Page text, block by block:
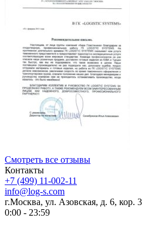
Смотреть все отзывы
Контакты
+7 (499) 11-002-11
info@log-s.com
г.Москва, ул. Азовская, д. 6, кор. 3
0:00 - 23:59